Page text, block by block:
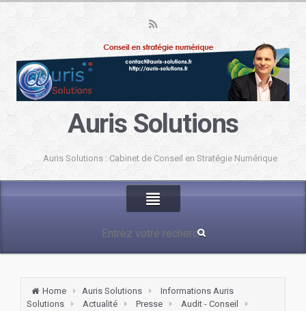
Auris Solutions
Auris Solutions : Cabinet de Conseil en Stratégie Numérique
Home Auris Solutions
Informations Auris
Solutions
Actualité Presse
Audit - Conseil